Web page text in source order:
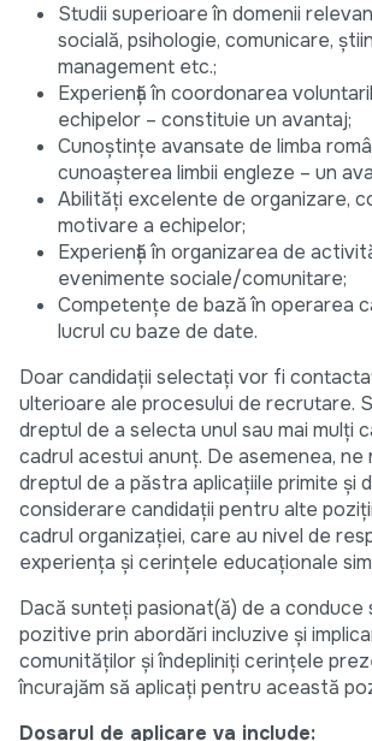
Studii superioare în domenii
socială, psihologie, comunicare,
management etc.;
Experiență în coordonarea
echipelor – constituie un avantaj;
Cunoștințe avansate de limba
cunoașterea limbii engleze – un
Abilități excelente de organizare,
motivare a echipelor;
Experiență în organizarea de
evenimente sociale/comunitare;
Competențe de bază în operarea
lucrul cu baze de date.
Doar candidații selectați vor fi
ulterioare ale procesului de recrutare.
dreptul de a selecta unul sau mai mulți
cadrul acestui anunț. De asemenea, ne
dreptul de a păstra aplicațiile primite și
considerare candidații pentru alte
cadrul organizației, care au nivel de
experiența și cerințele educaționale
Dacă sunteți pasionat(ă) de a conduce
pozitive prin abordări incluzive și
comunităților și îndepliniți cerințele
încurajăm să aplicați pentru această
Dosarul de aplicare va include: